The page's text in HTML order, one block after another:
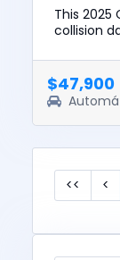
This 2025
collision
drive. The
$47,900
<< <